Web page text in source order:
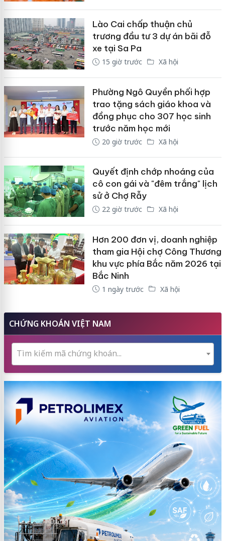
Lào Cai chấp thuận chủ
trương đầu tư 3 dự án bãi đỗ
xe tại Sa Pa
15 giờ trước Xã hội
Phường Ngô Quyền phối hợp
trao tặng sách giáo khoa và
đồng phục cho 307 học sinh
trước năm học mới
20 giờ trước Xã hội
Quyết định chớp nhoáng của
cô con gái và "đêm trắng" lịch
sử ở Chợ Rẫy
22 giờ trước Xã hội
Hơn 200 đơn vị, doanh nghiệp
tham gia Hội chợ Công Thương
khu vực phía Bắc năm 2026 tại
Bắc Ninh
1 ngày trước Xã hội
CHỨNG KHOÁN VIỆT NAM
Tìm kiếm mã chứng khoán...